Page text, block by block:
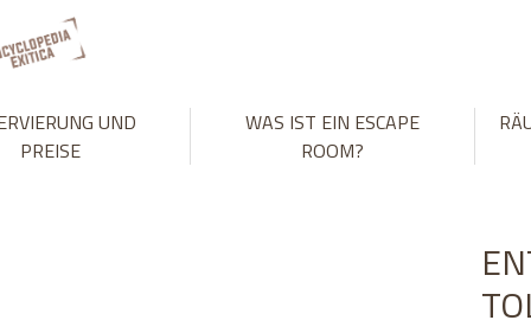
number of parameters in prepared statement in
UND
PREISE
WAS IST EIN ESCAPE
ROOM?